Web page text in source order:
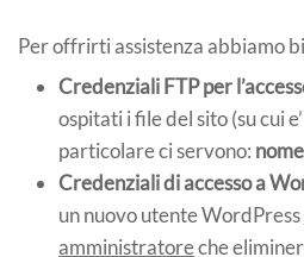
Per offrirti assistenza abbiamo
Credenziali FTP per
ospitati i file del sito (su cui
particolare ci servono:
Credenziali di accesso a
un nuovo utente WordPress
amministratoreche